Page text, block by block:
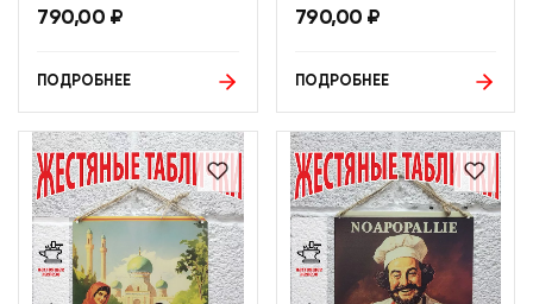
790,00 ₽
ПОДРОБНЕЕ
790,00 ₽
ПОДРОБНЕЕ